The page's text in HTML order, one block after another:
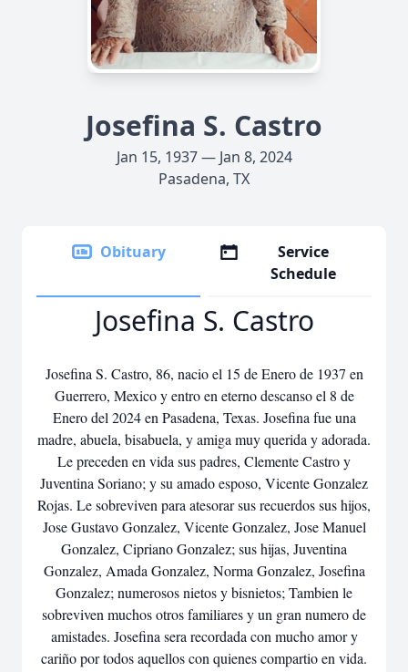
Josefina S. Castro
Jan 15, 1937 — Jan 8, 2024
Pasadena, TX
Obituary
Service
Schedule
Josefina S. Castro
Josefina S. Castro, 86, nacio el 15 de Enero de 1937 en
Guerrero, Mexico y entro en eterno descanso el 8 de
Enero del 2024 en Pasadena, Texas. Josefina fue una
madre, abuela, bisabuela, y amiga muy querida y adorada.
Le preceden en vida sus padres, Clemente Castro y
Juventina Soriano; y su amado esposo, Vicente Gonzalez
Rojas. Le sobreviven para atesorar sus recuerdos sus hijos,
Jose Gustavo Gonzalez, Vicente Gonzalez, Jose Manuel
Gonzalez, Cipriano Gonzalez; sus hijas, Juventina
Gonzalez, Amada Gonzalez, Norma Gonzalez, Josefina
Gonzalez; numerosos nietos y bisnietos; Tambien le
sobreviven muchos otros familiares y un gran numero de
amistades. Josefina sera recordada con mucho amor y
cariño por todos aquellos con quienes compartio en vida.